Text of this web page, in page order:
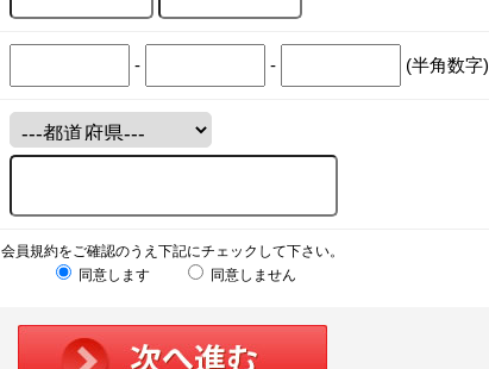
- - (半角数字)
会員規約をご確認のうえ下記にチェックして下さい。
同意します
同意しません